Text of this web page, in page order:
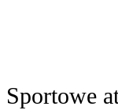
Sportowe